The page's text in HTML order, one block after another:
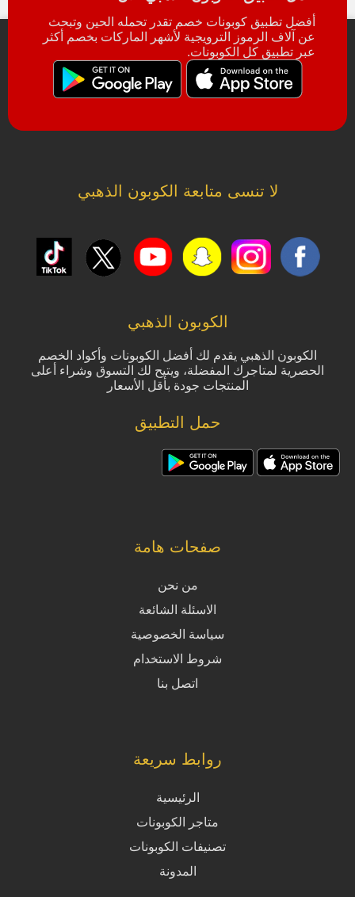
أفضل تطبيق كوبونات خصم تقدر تحمله الحين وتبحث
عن آلاف الرموز الترويجية لأشهر الماركات بخصم أكثر
عبر تطبيق كل الكوبونات.
لا تنسى متابعة الكوبون الذهبي
الكوبون الذهبي
الكوبون الذهبي يقدم لك أفضل الكوبونات وأكواد الخصم
الحصرية لمتاجرك المفضلة، ويتيح لك التسوق وشراء أعلى
المنتجات جودة بأقل الأسعار
حمل التطبيق
صفحات هامة
من نحن
الاسئلة الشائعة
سياسة الخصوصية
شروط الاستخدام
اتصل بنا
روابط سريعة
الرئيسية
متاجر الكوبونات
تصنيفات الكوبونات
المدونة